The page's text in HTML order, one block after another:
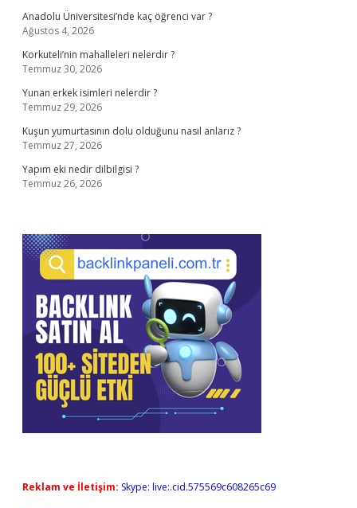
Anadolu Üniversitesi’nde kaç öğrenci var ?
Ağustos 4, 2026
Korkuteli’nin mahalleleri nelerdir ?
Temmuz 30, 2026
Yunan erkek isimleri nelerdir ?
Temmuz 29, 2026
Kuşun yumurtasının dolu olduğunu nasıl anlarız ?
Temmuz 27, 2026
Yapım eki nedir dilbilgisi ?
Temmuz 26, 2026
Reklam ve İletişim: Skype: live:.cid.575569c608265c69